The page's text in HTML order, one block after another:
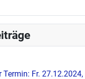
Termin: Fr. 27.12.2024,